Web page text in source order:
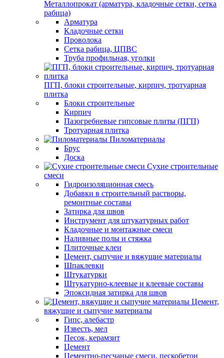
Металлопрокат (арматура, кладочные сетки, сетка
рабица)
Арматура
Кладочные сетки
Проволока
Сетка рабица, ЦПВС
Труба профильная, уголки
ПГП, блоки строительные, кирпич, тротуарная
плитка
Блоки строительные
Кирпич
Пазогребневые гипсовые плиты (ПГП)
Тротуарная плитка
Пиломатериалы
Брус
Доска
Сухие строительные
смеси
Гидроизоляционная смесь
Добавки в строительный растворы,
ремонтные составы
Затирка для швов
Инструмент для штукатурных работ
Кладочные и монтажные смеси
Наливные полы и стяжка
Плиточные клеи
Цемент, сыпучие и вяжущие материалы
Шпаклевки
Штукатурки
Штукатурно-клеевые и клеевые составы
Эпоксидная затирка для швов
Цемент,
вяжущие и сыпучие материалы
Гипс, алебастр
Известь, мел
Песок, керамзит
Цемент
Цементно-песчаные смеси, пескобетон